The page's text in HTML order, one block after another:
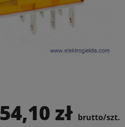
54,10 zł brutto/szt.